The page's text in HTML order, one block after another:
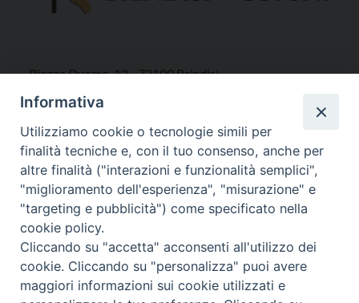
Piazza Duomo, 12 - 72100 Brindisi
Tel 0831.521958
Fax 0831.528315
Orari Curia
Mar. / Mer. / Giov. ore 9 - 13
nei mesi estivi solo Martedì ore 9 - 13
WebMail
Informativa
Utilizziamo cookie o tecnologie simili per
finalità tecniche e, con il tuo consenso, anche per
altre finalità ("interazioni e funzionalità semplici",
"miglioramento dell'esperienza", "misurazione" e
"targeting e pubblicità") come specificato nella
cookie policy.
Cliccando su "accetta" acconsenti all'utilizzo dei
cookie. Cliccando su "personalizza" puoi avere
maggiori informazioni sui cookie utilizzati e